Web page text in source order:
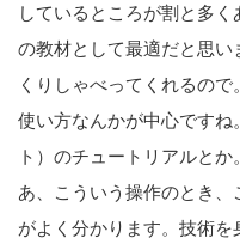
しているところが割と多
の教材として最適だと思
くりしゃべってくれるの
使い方なんかが中心です
ト）のチュートリアルと
あ、こういう操作のとき
がよく分かります。技術